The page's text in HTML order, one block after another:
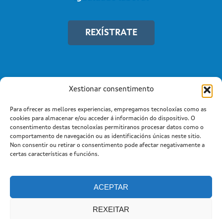
Xestionar consentimento
Para ofrecer as mellores experiencias, empregamos tecnoloxías como as
cookies para almacenar e/ou acceder á información do dispositivo. O
consentimento destas tecnoloxías permitiranos procesar datos como o
comportamento de navegación ou as identificacións únicas neste sitio.
Non consentir ou retirar o consentimento pode afectar negativamente a
certas características e funcións.
ACEPTAR
REXEITAR
REXÍSTRATE
Información mantida e publicada na Internet pola Xunta de
Galicia